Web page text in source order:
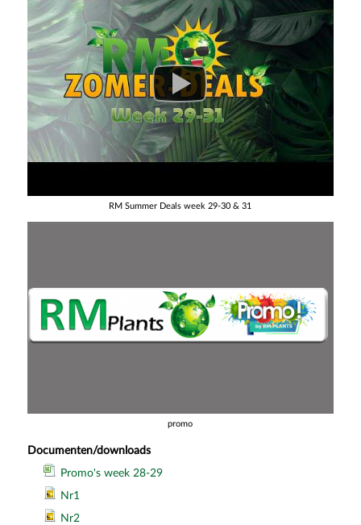
RM Summer Deals week 29-30 & 31
promo
Documenten/downloads
Promo's week 28-29
Nr1
Nr2